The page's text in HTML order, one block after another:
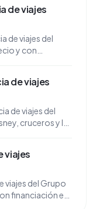
de viajes
de viajes del
y con
de viajes
de viajes del
cruceros y la
viajes
viajes del Grupo
financiación en